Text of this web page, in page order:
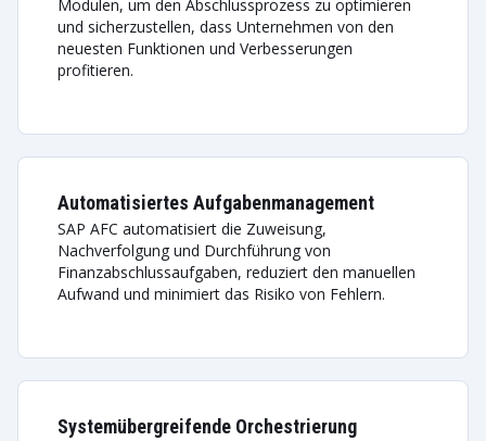
Modulen, um den Abschlussprozess zu optimieren
und sicherzustellen, dass Unternehmen von den
neuesten Funktionen und Verbesserungen
profitieren.
Automatisiertes Aufgabenmanagement
SAP AFC automatisiert die Zuweisung,
Nachverfolgung und Durchführung von
Finanzabschlussaufgaben, reduziert den manuellen
Aufwand und minimiert das Risiko von Fehlern.
Systemübergreifende Orchestrierung